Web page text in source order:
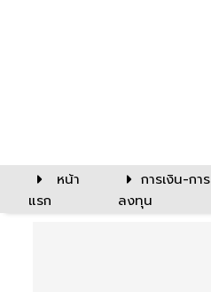
หน้า
แรก
การเงิน-การ
ลงทุน